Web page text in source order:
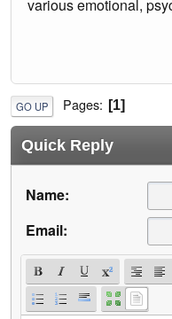
various emotional,
GO UP Pages 1
Quick Reply
Name:
Email: